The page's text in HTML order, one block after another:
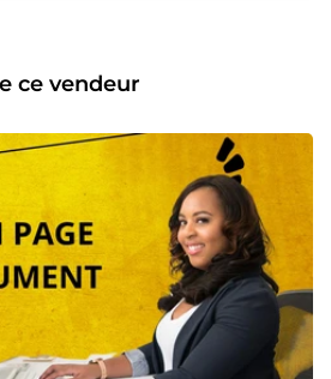
de métier. Nous intervenons en
polyvalent, disponible et
À un tarif imbattable de 6,99 €
est à la fois économique, fiable et
2017, nous avons eu le privilège de
de clients, dont plusieurs
à succès 🚀. Notre équipe 👥 est
et de femmes qualifiés, formés aux
disposant d’un haut niveau
de l’agence Marky Group est
sa capacité d’adaptation et sa
⚙️. Cela nous permet de
à une grande variété de demandes,
ce vendeur